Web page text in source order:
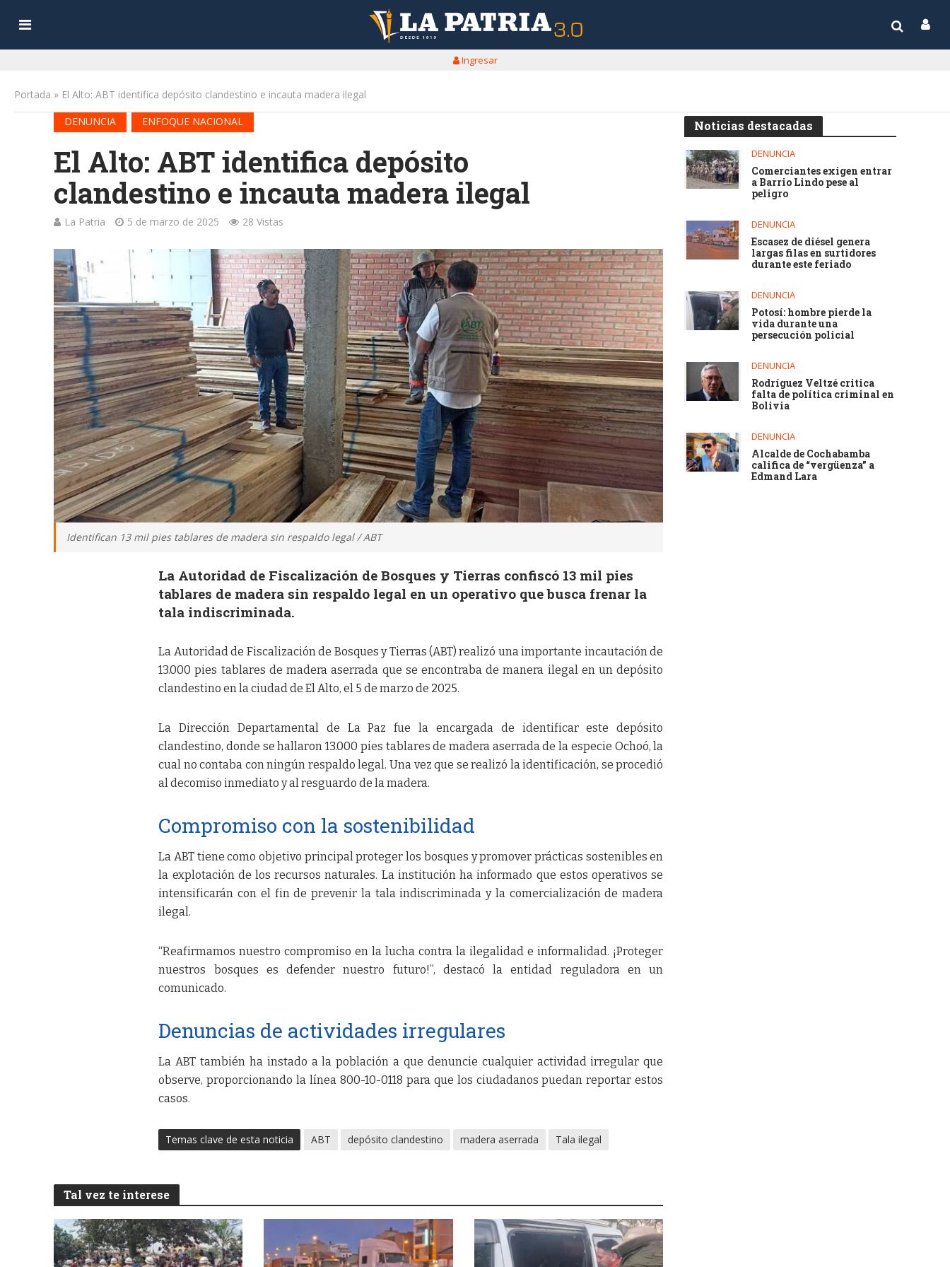
Ingresar
Portada » El Alto: ABT identifica depósito clandestino e incauta madera ilegal
DENUNCIA
ENFOQUE NACIONAL
El Alto: ABT identifica depósito
clandestino e incauta madera ilegal
La Patria 5 de marzo de 2025 28 Vistas
Identifican 13 mil pies tablares de madera sin respaldo legal / ABT
La Autoridad de Fiscalización de Bosques y Tierras confiscó 13 mil pies
tablares de madera sin respaldo legal en un operativo que busca frenar la
tala indiscriminada.
La Autoridad de Fiscalización de Bosques y Tierras (ABT) realizó una importante incautación de
13.000 pies tablares de madera aserrada que se encontraba de manera ilegal en un depósito
clandestino en la ciudad de El Alto, el 5 de marzo de 2025.
La Dirección Departamental de La Paz fue la encargada de identificar este depósito
clandestino, donde se hallaron 13.000 pies tablares de madera aserrada de la especie Ochoó, la
cual no contaba con ningún respaldo legal. Una vez que se realizó la identificación, se procedió
al decomiso inmediato y al resguardo de la madera.
Compromiso con la sostenibilidad
La ABT tiene como objetivo principal proteger los bosques y promover prácticas sostenibles en
la explotación de los recursos naturales. La institución ha informado que estos operativos se
intensificarán con el fin de prevenir la tala indiscriminada y la comercialización de madera
ilegal.
“Reafirmamos nuestro compromiso en la lucha contra la ilegalidad e informalidad. ¡Proteger
nuestros bosques es defender nuestro futuro!”, destacó la entidad reguladora en un
comunicado.
Denuncias de actividades irregulares
La ABT también ha instado a la población a que denuncie cualquier actividad irregular que
observe, proporcionando la línea 800-10-0118 para que los ciudadanos puedan reportar estos
casos.
Temas clave de esta noticia ABT depósito clandestino madera aserrada Tala ilegal
Tal vez te interese
Noticias destacadas
DENUNCIA
Comerciantes exigen entrar
a Barrio Lindo pese al
peligro
DENUNCIA
Escasez de diésel genera
largas filas en surtidores
durante este feriado
DENUNCIA
Potosí: hombre pierde la
vida durante una
persecución policial
DENUNCIA
Rodríguez Veltzé critica
falta de política criminal en
Bolivia
DENUNCIA
Alcalde de Cochabamba
califica de “vergüenza” a
Edmand Lara